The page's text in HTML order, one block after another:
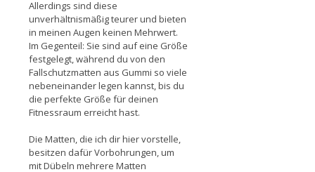
Allerdings sind diese
unverhältnismäßig teurer und bieten
in meinen Augen keinen Mehrwert.
Im Gegenteil: Sie sind auf eine Größe
festgelegt, während du von den
Fallschutzmatten aus Gummi so viele
nebeneinander legen kannst, bis du
die perfekte Größe für deinen
Fitnessraum erreicht hast.
Die Matten, die ich dir hier vorstelle,
besitzen dafür Vorbohrungen, um
mit Dübeln mehrere Matten